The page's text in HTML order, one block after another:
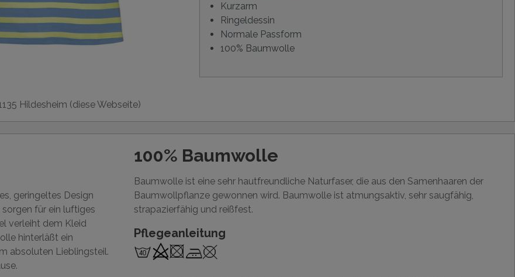
Kurzarm
Ringeldessin
Normale Passform
100% Baumwolle
Hildesheim (diese Webseite)
geringeltes Design
für ein luftiges
verleiht dem Kleid
hinterläßt ein
absoluten Lieblingsteil.
100% Baumwolle
Baumwolle ist eine sehr hautfreundliche Naturfaser, die aus den Samenhaaren der
Baumwollpflanze gewonnen wird. Baumwolle ist atmungsaktiv, sehr saugfähig,
strapazierfähig und reißfest.
Pflegeanleitung